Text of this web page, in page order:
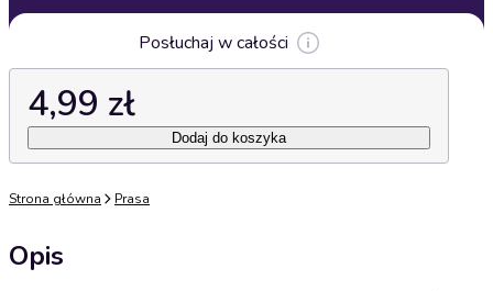
Posłuchaj w całości
4,99 zł
Dodaj do koszyka
Strona główna Prasa
Opis